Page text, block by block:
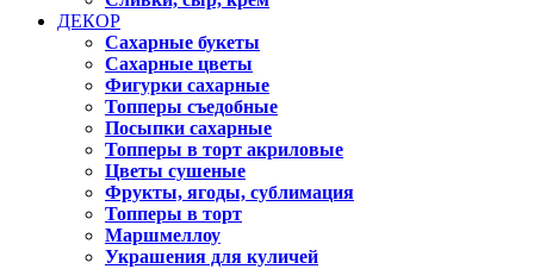
ДЕКОР
Сахарные букеты
Сахарные цветы
Фигурки сахарные
Топперы съедобные
Посыпки сахарные
Топперы в торт акриловые
Цветы сушеные
Фрукты, ягоды, сублимация
Топперы в торт
Маршмеллоу
Украшения для куличей